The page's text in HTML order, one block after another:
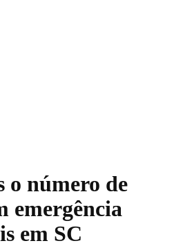
o número de
emergência
em SC